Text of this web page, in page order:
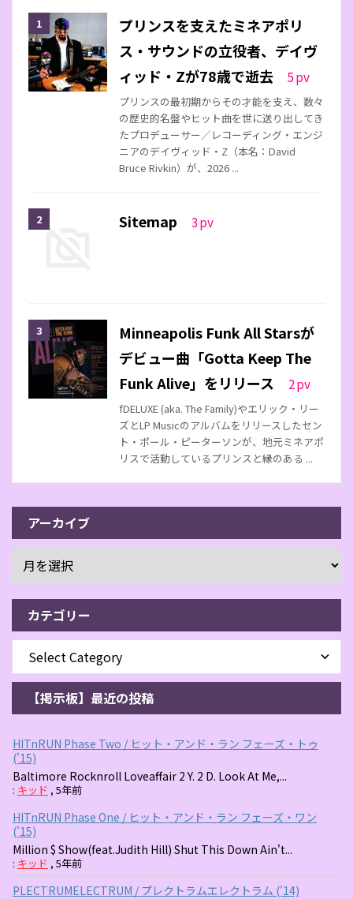
プリンスを支えたミネアポリ
ス・サウンドの立役者、デイヴ
ィッド・Zが78歳で逝去
5pv
プリンスの最初期からその才能を支え、数々
の歴史的名盤やヒット曲を世に送り出してき
たプロデューサー／レコーディング・エンジ
ニアのデイヴィッド・Z（本名：David
Bruce Rivkin）が、2026 ...
Sitemap 3pv
Minneapolis Funk All Starsが
デビュー曲「Gotta Keep The
Funk Alive」をリリース
2pv
fDELUXE (aka. The Family)やエリック・リー
ズとLP Musicのアルバムをリリースしたセン
ト・ポール・ピーターソンが、地元ミネアポ
リスで活動しているプリンスと縁のある ...
アーカイブ
カテゴリー
【掲示板】最近の投稿
HITnRUN Phase Two / ヒット・アンド・ラン フェーズ・トゥ
('15)
Baltimore Rocknroll Loveaffair 2 Y. 2 D. Look At Me,...
: キッド , 5年前
HITnRUN Phase One / ヒット・アンド・ラン フェーズ・ワン
('15)
Million $ Show(feat.Judith Hill) Shut This Down Ain't...
: キッド , 5年前
PLECTRUMELECTRUM / プレクトラムエレクトラム ('14)